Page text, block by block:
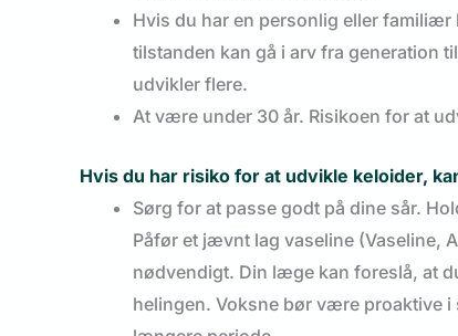
Hvis du har en personlig eller
tilstanden kan gå i arv fra generation
udvikler flere.
At være under 30 år. Risikoen for at
Hvis du har risiko for at udvikle keloider,
Sørg for at passe godt på dine sår.
Påfør et jævnt lag vaseline (Vaseline,
nødvendigt. Din læge kan foreslå, at
helingen. Voksne bør være proaktive i